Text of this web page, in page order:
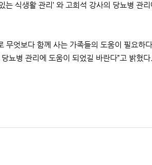
식생활 관리’ 와 고희석 강사의 당뇨병 관
무엇보다 함께 사는 가족들의 도움이 필요하
뇨병 관리에 도움이 되었길 바란다”고 밝혔다.